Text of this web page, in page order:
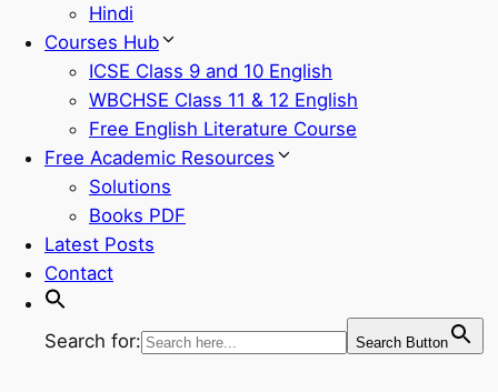
Hindi
Courses Hub
ICSE Class 9 and 10 English
WBCHSE Class 11 & 12 English
Free English Literature Course
Free Academic Resources
Solutions
Books PDF
Latest Posts
Contact
Search for: Search Button